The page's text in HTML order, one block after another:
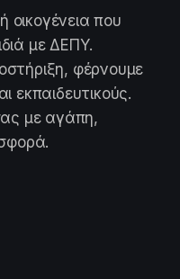
οικογένεια που
με ΔΕΠΥ.
φέρνουμε
εκπαιδευτικούς.
με αγάπη,